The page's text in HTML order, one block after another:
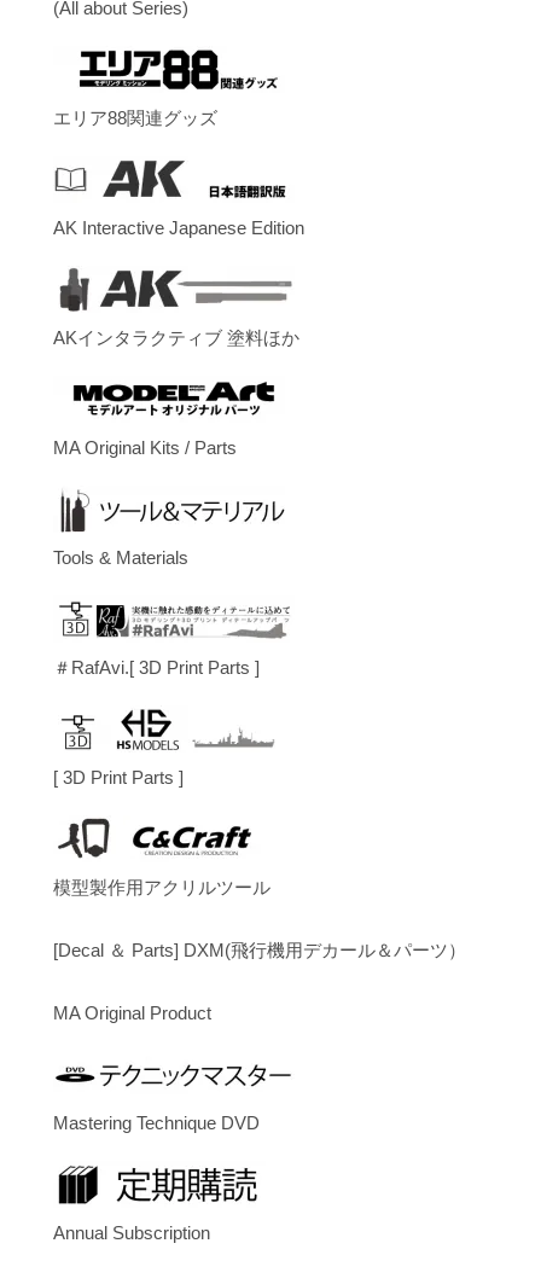
(All about Series)
エリア88関連グッズ
AK Interactive Japanese Edition
AKインタラクティブ 塗料ほか
MA Original Kits / Parts
Tools & Materials
＃RafAvi.[ 3D Print Parts ]
[ 3D Print Parts ]
模型製作用アクリルツール
[Decal ＆ Parts] DXM(飛行機用デカール＆パーツ）
MA Original Product
Mastering Technique DVD
Annual Subscription